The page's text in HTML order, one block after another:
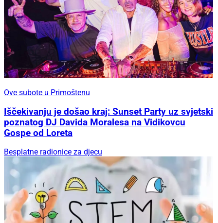
Ove subote u Primoštenu
Iščekivanju je došao kraj: Sunset Party uz svjetski
poznatog DJ Davida Moralesa na Vidikovcu
Gospe od Loreta
Besplatne radionice za djecu